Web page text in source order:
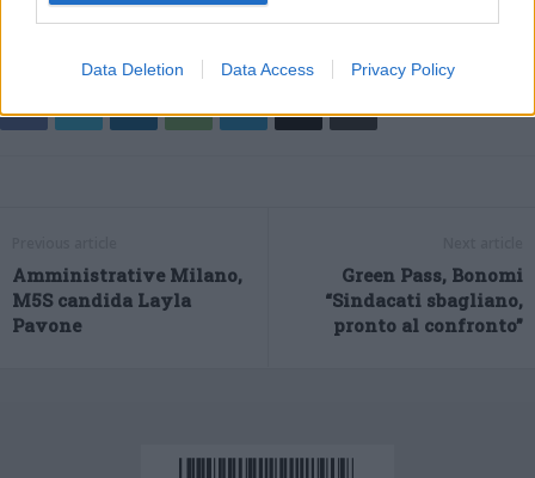
Data Deletion Data Access Privacy Policy
Amministrative Milano,
M5S candida Layla
Pavone
Green Pass, Bonomi
“Sindacati sbagliano,
pronto al confronto”